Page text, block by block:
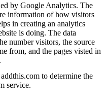
by Google Analytics. The
information of how visitors
in creating an analytics
is doing. The data
number visitors, the source
from, and the pages visted in
to determine the
service.